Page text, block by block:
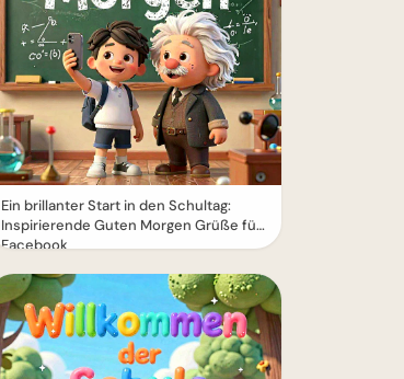
Ein brillanter Start in den Schultag:
Inspirierende Guten Morgen Grüße für
Facebook